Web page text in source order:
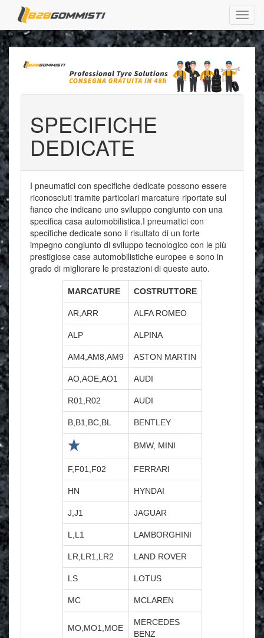
SPECIFICHE
DEDICATE
I pneumatici con specifiche dedicate possono essere
riconosciuti tramite particolari marcature riportate sul
fianco che indicano uno sviluppo congiunto con una
specifica casa automobilistica.I pneumatici con
specifiche dedicate sono il risultato di un forte
impegno congiunto di sviluppo tecnologico con le più
prestigiose case automobilistiche europee e sono in
grado di migliorare le prestazioni di queste auto.
MARCATURE COSTRUTTORE
AR,ARR ALFA ROMEO
ALP ALPINA
AM4,AM8,AM9 ASTON MARTIN
AO,AOE,AO1 AUDI
R01,R02 AUDI
B,B1,BC,BL BENTLEY
BMW, MINI
F,F01,F02 FERRARI
HN HYNDAI
J,J1 JAGUAR
L,L1 LAMBORGHINI
LR,LR1,LR2 LAND ROVER
LS LOTUS
MC MCLAREN
MO,MO1,MOE
MERCEDES
BENZ